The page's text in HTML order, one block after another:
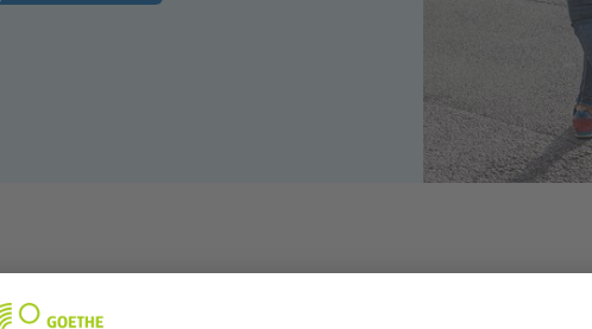
konverzaciju?Imamo pravu ponudu za Vas –